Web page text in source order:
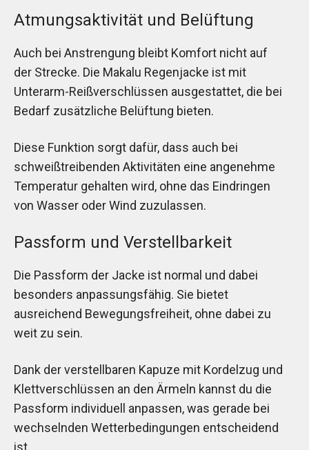
Atmungsaktivität und Belüftung
Auch bei Anstrengung bleibt Komfort nicht auf
der Strecke. Die Makalu Regenjacke ist mit
Unterarm-Reißverschlüssen ausgestattet, die bei
Bedarf zusätzliche Belüftung bieten.
Diese Funktion sorgt dafür, dass auch bei
schweißtreibenden Aktivitäten eine angenehme
Temperatur gehalten wird, ohne das Eindringen
von Wasser oder Wind zuzulassen.
Passform und Verstellbarkeit
Die Passform der Jacke ist normal und dabei
besonders anpassungsfähig. Sie bietet
ausreichend Bewegungsfreiheit, ohne dabei zu
weit zu sein.
Dank der verstellbaren Kapuze mit Kordelzug und
Klettverschlüssen an den Ärmeln kannst du die
Passform individuell anpassen, was gerade bei
wechselnden Wetterbedingungen entscheidend